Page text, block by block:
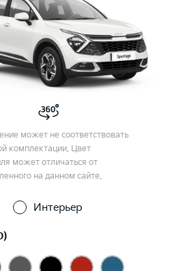
может не соответствовать
комплектации. Цвет
может отличаться от
на данном сайте.
Интерьер